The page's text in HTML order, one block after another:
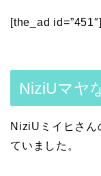
[the_ad id=”451″]
NiziUマヤ
NiziUミイヒさん
ていました。